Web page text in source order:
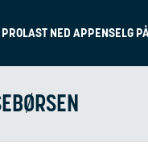
LAST NED APPENSELG